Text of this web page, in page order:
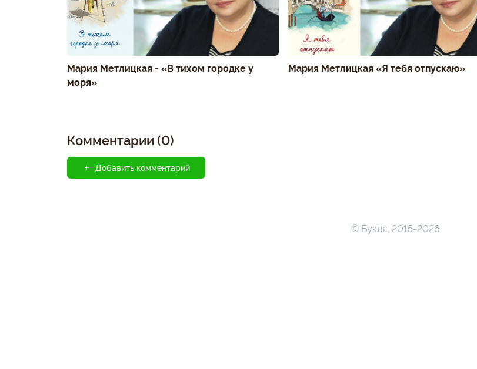
Мария Метлицкая - «В тихом городке у
моря»
Мария Метлицкая «Я тебя отпускаю»
Комментарии (0)
Добавить комментарий
© Букля, 2015-2026